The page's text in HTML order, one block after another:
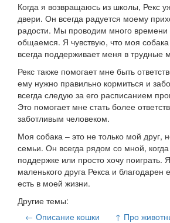
Когда я возвращаюсь из школы, Рекс
двери. Он всегда радуется моему
радости. Мы проводим много времени
общаемся. Я чувствую, что моя
всегда поддерживает меня в трудные
Рекс также помогает мне быть
ему нужно правильно кормиться и
всегда следую за его расписанием
Это помогает мне стать более
заботливым человеком.
Моя собака – это не только мой друг,
семьи. Он всегда рядом со мной,
поддержке или просто хочу поиграть.
маленького друга Рекса и благодарен
есть в моей жизни.
Другие темы:
← Описание кошки
↑ Про